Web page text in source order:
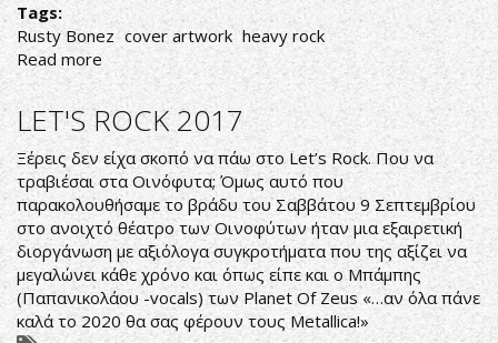
Tags:
Rusty Bonez cover artwork heavy rock
Read more about
RUSTY
BONES
WRATH
ΕΞΩΦΥΛΛΟ
ΚΑΙ
ΑΛΜΠΟΥΜ
ΕΤΟΙΜΑ!
LET'S ROCK 2017
Ξέρεις δεν είχα σκοπό να πάω στο Let’s Rock. Που να
τραβιέσαι στα Οινόφυτα; Όμως αυτό που
παρακολουθήσαμε το βράδυ του Σαββάτου 9 Σεπτεμβρίου
στο ανοιχτό θέατρο των Οινοφύτων ήταν μια εξαιρετική
διοργάνωση με αξιόλογα συγκροτήματα που της αξίζει να
μεγαλώνει κάθε χρόνο και όπως είπε και ο Μπάμπης
(Παπανικολάου -vocals) των Planet Of Zeus «…αν όλα πάνε
καλά το 2020 θα σας φέρουν τους Metallica!»